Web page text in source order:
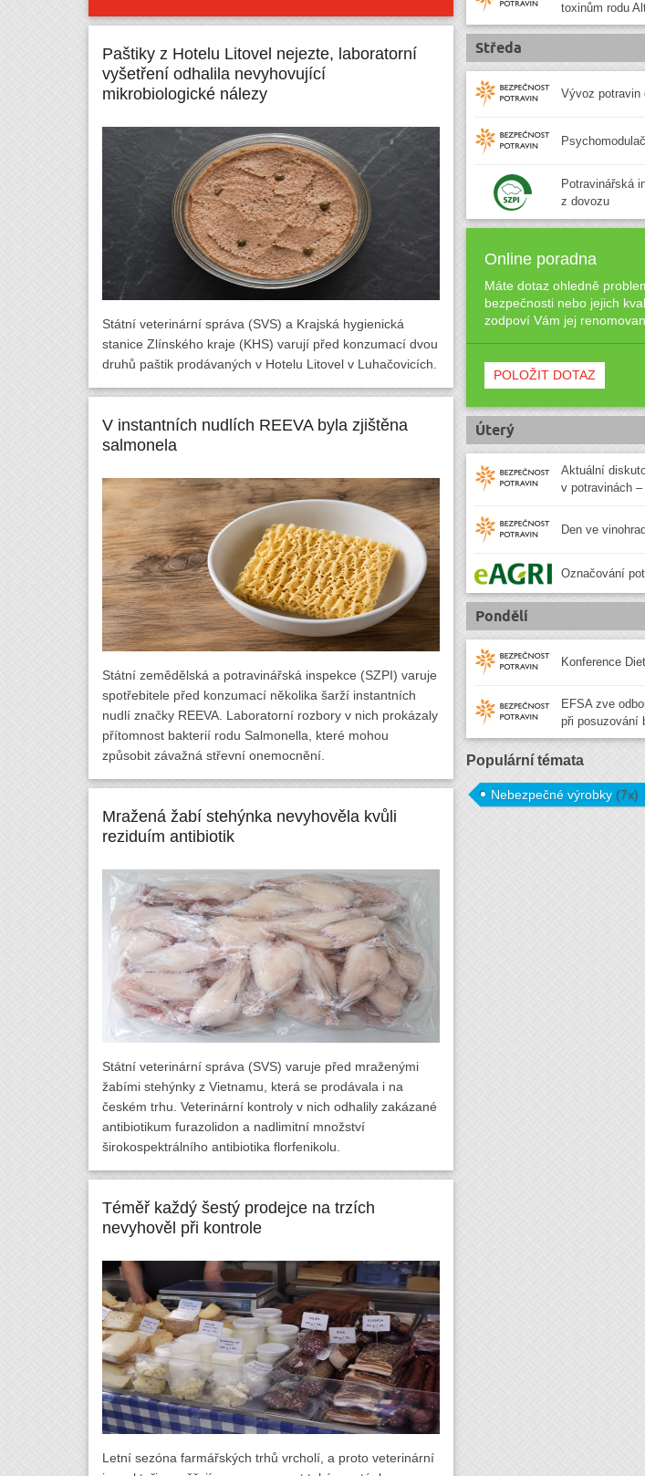
Paštiky z Hotelu Litovel nejezte, laboratorní
vyšetření odhalila nevyhovující
mikrobiologické nálezy
Státní veterinární správa (SVS) a Krajská hygienická
stanice Zlínského kraje (KHS) varují před konzumací dvou
druhů paštik prodávaných v Hotelu Litovel v Luhačovicích.
V instantních nudlích REEVA byla zjištěna
salmonela
Státní zemědělská a potravinářská inspekce (SZPI) varuje
spotřebitele před konzumací několika šarží instantních
nudlí značky REEVA. Laboratorní rozbory v nich prokázaly
přítomnost bakterií rodu Salmonella, které mohou
způsobit závažná střevní onemocnění.
Mražená žabí stehýnka nevyhověla kvůli
reziduím antibiotik
Státní veterinární správa (SVS) varuje před mraženými
žabími stehýnky z Vietnamu, která se prodávala i na
českém trhu. Veterinární kontroly v nich odhalily zakázané
antibiotikum furazolidon a nadlimitní množství
širokospektrálního antibiotika florfenikolu.
Téměř každý šestý prodejce na trzích
nevyhověl při kontrole
Letní sezóna farmářských trhů vrcholí, a proto veterinární
toxinům rodu
Středa
Vývoz potravin
Potravinářská
z dovozu
Online poradna
Máte dotaz ohledně
bezpečnosti nebo jejich
zodpoví Vám jej
POLOŽIT DOTAZ
Úterý
Aktuální
v potravinách
Den ve
Označování
Pondělí
Konference
EFSA zve
při posuzování
Populární témata
Nebezpečné výrobky (7x)